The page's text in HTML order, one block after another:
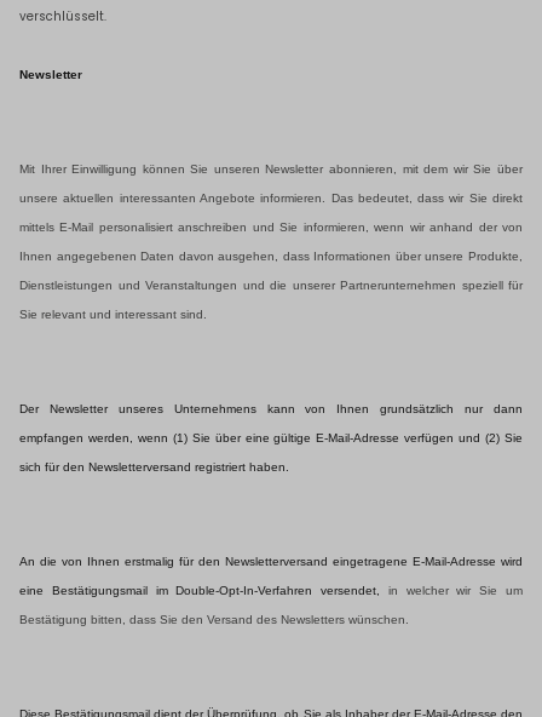
verschlüsselt.
Newsletter
Mit Ihrer Einwilligung können Sie unseren Newsletter abonnieren, mit dem wir Sie über
unsere aktuellen interessanten Angebote informieren. Das bedeutet, dass wir Sie direkt
mittels E-Mail personalisiert anschreiben und Sie informieren, wenn wir anhand der von
Ihnen angegebenen Daten davon ausgehen, dass Informationen über unsere Produkte,
Dienstleistungen und Veranstaltungen und die unserer Partnerunternehmen speziell für
Sie relevant und interessant sind.
Der Newsletter unseres Unternehmens kann von Ihnen grundsätzlich nur dann
empfangen werden, wenn (1) Sie über eine gültige E-Mail-Adresse verfügen und (2) Sie
sich für den Newsletterversand registriert haben.
An die von Ihnen erstmalig für den Newsletterversand eingetragene E-Mail-Adresse wird
eine Bestätigungsmail im Double-Opt-In-Verfahren versendet, in welcher wir Sie um
Bestätigung bitten, dass Sie den Versand des Newsletters wünschen.
Diese Bestätigungsmail dient der Überprüfung, ob Sie als Inhaber der E-Mail-Adresse den